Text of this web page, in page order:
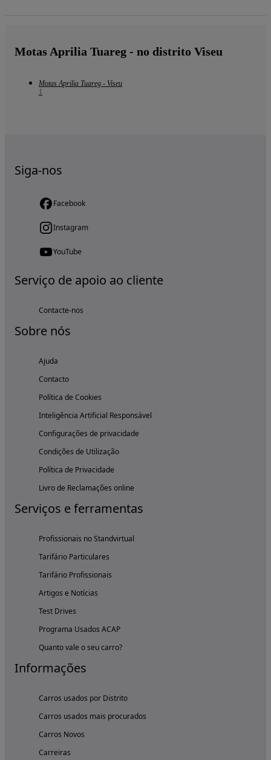
Motas Aprilia Tuareg - no distrito Viseu
Motas Aprilia Tuareg - Viseu
1
Siga-nos
Facebook
Instagram
YouTube
Serviço de apoio ao cliente
Contacte-nos
Sobre nós
Ajuda
Contacto
Política de Cookies
Inteligência Artificial Responsável
Configurações de privacidade
Condições de Utilização
Política de Privacidade
Livro de Reclamações online
Serviços e ferramentas
Profissionais no Standvirtual
Tarifário Particulares
Tarifário Profissionais
Artigos e Notícias
Test Drives
Programa Usados ACAP
Quanto vale o seu carro?
Informações
Carros usados por Distrito
Carros usados mais procurados
Carros Novos
Carreiras